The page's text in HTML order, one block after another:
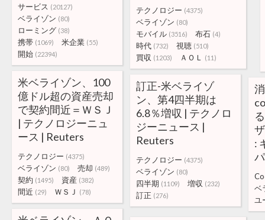
サービス (20127)
ベライゾン (80)
ローミング (38)
携帯 (1069) 米企業 (55)
開始 (22394)
テクノロジー (4375)
ベライゾン (80)
モバイル (3516) 布石 (4)
時代 (732) 視聴 (510)
買収 (1203) ＡＯＬ (11)
米ベライゾン、100
億ドル超の資産売却
で契約間近＝ＷＳＪ
| テクノロジーニュ
ース | Reuters
テクノロジー (4375)
ベライゾン (80) 売却 (489)
契約 (1495) 資産 (382)
間近 (29) ＷＳＪ (78)
訂正-米ベライゾ
ン、第4四半期は
6.8％増収 | テクノロ
ジーニュース |
Reuters
テクノロジー (4375)
ベライゾン (80)
四半期 (1109) 増収 (232)
訂正 (276)
:
ベ
ユ